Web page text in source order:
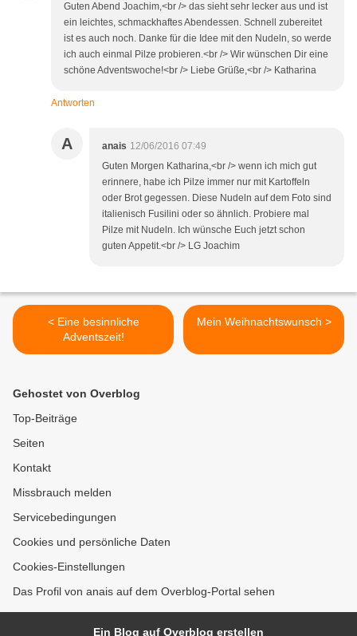
Guten Abend Joachim,<br /> das sieht sehr lecker aus und ist
ein leichtes, schmackhaftes Abendessen. Schnell zubereitet
ist es auch noch. Danke für die Idee mit den Nudeln, so werde
ich auch einmal Pilze probieren.<br /> Wir wünschen Dir eine
schöne Adventswoche!<br /> Liebe Grüße,<br /> Katharina
Antworten
A anais 12/06/2016 07:49
Guten Morgen Katharina,<br /> wenn ich mich gut
erinnere, habe ich Pilze immer nur mit Kartoffeln
oder Brot gegessen. Diese Nudeln auf dem Foto sind
italienisch Fusilini oder so ähnlich. Probiere mal
Pilze mit Nudeln. Ich wünsche Euch jetzt schon
guten Appetit.<br /> LG Joachim
< Eine besinnliche
Adventszeit!
Mein Weihnachtswunsch >
Gehostet von Overblog
Top-Beiträge
Seiten
Kontakt
Missbrauch melden
Servicebedingungen
Cookies und persönliche Daten
Cookies-Einstellungen
Das Profil von anais auf dem Overblog-Portal sehen
Ein Blog auf Overblog erstellen